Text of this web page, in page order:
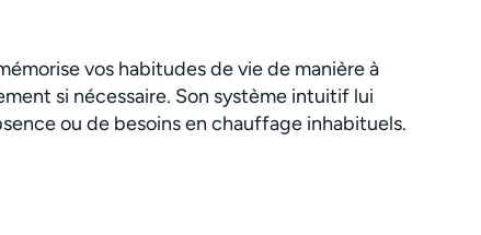
vos habitudes de vie de manière à
si nécessaire. Son système intuitif lui
ou de besoins en chauffage inhabituels.